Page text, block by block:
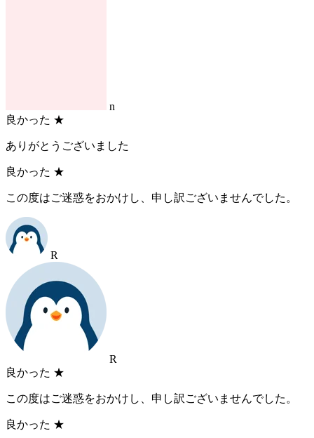
n
良かった ★
ありがとうございました
良かった ★
この度はご迷惑をおかけし、申し訳ございませんでした。
R
R
良かった ★
この度はご迷惑をおかけし、申し訳ございませんでした。
良かった ★